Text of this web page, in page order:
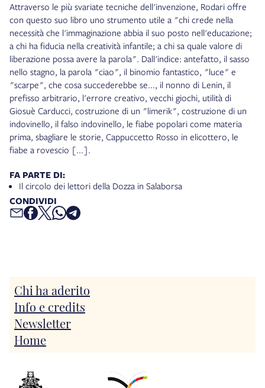
Attraverso le più svariate tecniche dell'invenzione, Rodari offre
con questo suo libro uno strumento utile a "chi crede nella
necessità che l'immaginazione abbia il suo posto nell'educazione;
a chi ha fiducia nella creatività infantile; a chi sa quale valore di
liberazione possa avere la parola". Dall'indice: antefatto, il sasso
nello stagno, la parola "ciao", il binomio fantastico, "luce" e
"scarpe", che cosa succederebbe se..., il nonno di Lenin, il
prefisso arbitrario, l'errore creativo, vecchi giochi, utilità di
Giosuè Carducci, costruzione di un "limerik", costruzione di un
indovinello, il falso indovinello, le fiabe popolari come materia
prima, sbagliare le storie, Cappuccetto Rosso in elicottero, le
fiabe a rovescio [...].
FA PARTE DI:
Il circolo dei lettori della Dozza in Salaborsa
CONDIVIDI
Chi ha aderito
Info e credits
Newsletter
Home